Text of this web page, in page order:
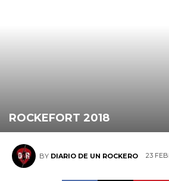
ROCKEFORT 2018
BY DIARIO DE UN ROCKERO 23